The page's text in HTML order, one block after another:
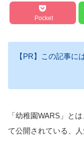
Pocket
【PR】この記事に
「幼稚園WARS」と
て公開されている、人